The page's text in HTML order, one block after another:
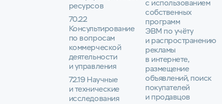
ресурсов
70.22
Консультирование
по вопросам
коммерческой
деятельности
и управления
72.19 Научные
и технические
исследования
с использованием
собственных
программ
ЭВМ по учёту
и распространению
рекламы
в интернете,
размещение
объявлений, поиск
покупателей
и продавцов